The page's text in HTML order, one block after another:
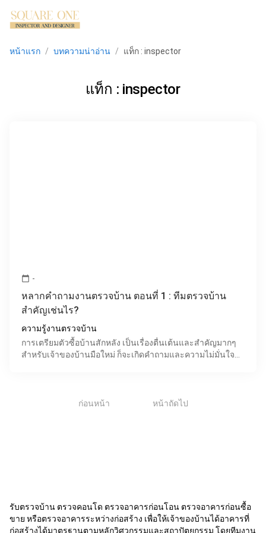
หน้าแรก / บทความน่าอ่าน / แท็ก : inspector
แท็ก : inspector
calendar_today -
หลากคำถามงานตรวจบ้าน ตอนที่ 1 : ทีมตรวจบ้าน
สำคัญเช่นไร?
ความรู้งานตรวจบ้าน
การเตรียมตัวซื้อบ้านสักหลัง เป็นเรื่องตื่นเต้นและสำคัญมากๆ
สำหรับเจ้าของบ้านมือใหม่ ก็จะเกิดคำถามและความไม่มั่นใจ
ก่อนหน้า หน้าถัดไป
รับตรวจบ้าน ตรวจคอนโด ตรวจอาคารก่อนโอน ตรวจอาคารก่อนซื้อ
ขาย หรือตรวจอาคารระหว่างก่อสร้าง เพื่อให้เจ้าของบ้านได้อาคารที่
ก่อสร้างได้มาตรฐานตามหลักวิศวกรรมและสถาปัตยกรรม โดยทีมงาน